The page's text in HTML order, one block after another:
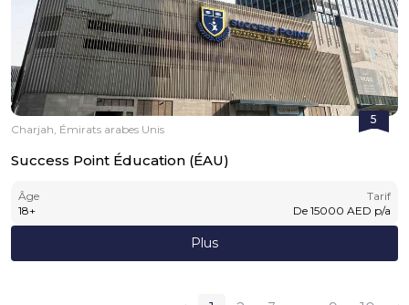
5
Charjah, Émirats arabes Unis
Success Point Éducation (ÉAU)
Âge
18+
Tarif
De 15000 AED p/a
Plus